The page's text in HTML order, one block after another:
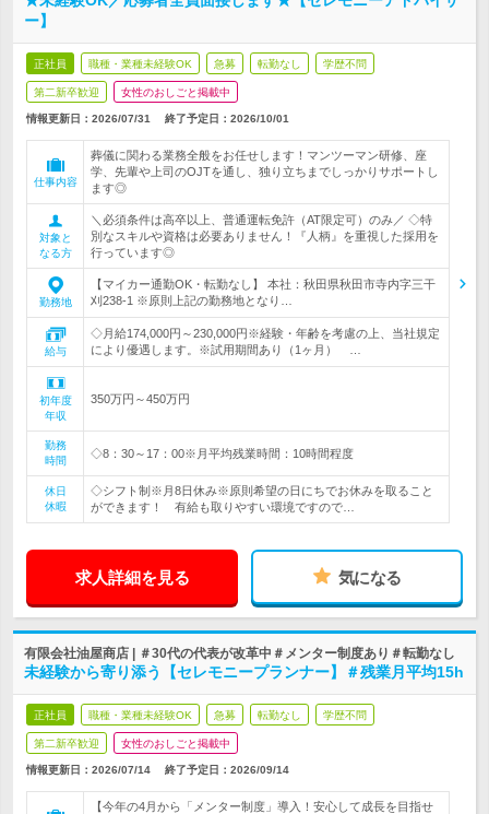
ー】
正社員 職種・業種未経験OK 急募 転勤なし 学歴不問
第二新卒歓迎 女性のおしごと掲載中
情報更新日：2026/07/31 終了予定日： 2026/10/01
仕事内容
葬儀に関わる業務全般をお任せします！マンツーマン研修、座
学、先輩や上司のOJTを通し、独り立ちまでしっかりサポートし
ます◎
対象と
なる方
＼必須条件は高卒以上、普通運転免許（AT限定可）のみ／ ◇特
別なスキルや資格は必要ありません！『人柄』を重視した採用を
行っています◎
勤務地
【マイカー通勤OK・転勤なし】 本社：秋田県秋田市寺内字三干
刈238-1 ※原則上記の勤務地となり…
給与
◇月給174,000円～230,000円※経験・年齢を考慮の上、当社規定
により優遇します。※試用期間あり（1ヶ月） …
初年度
年収
350万円～450万円
勤務
時間
◇8：30～17：00※月平均残業時間：10時間程度
休日
休暇
◇シフト制※月8日休み※原則希望の日にちでお休みを取ること
ができます！ 有給も取りやすい環境ですので…
求人詳細を見る 気になる
有限会社油屋商店 | ＃30代の代表が改革中＃メンター制度あり＃転勤なし
未経験から寄り添う【セレモニープランナー】＃残業月平均15h
正社員 職種・業種未経験OK 急募 転勤なし 学歴不問
第二新卒歓迎 女性のおしごと掲載中
情報更新日：2026/07/14 終了予定日： 2026/09/14
【今年の4月から「メンター制度」導入！安心して成長を目指せ